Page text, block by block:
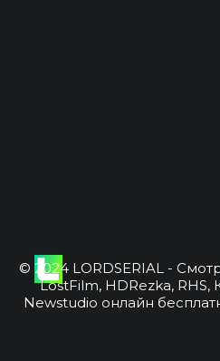
© 2024 LORDSERIAL -
LostFilm, HDRezka, RHS,
Newstudio онлайн